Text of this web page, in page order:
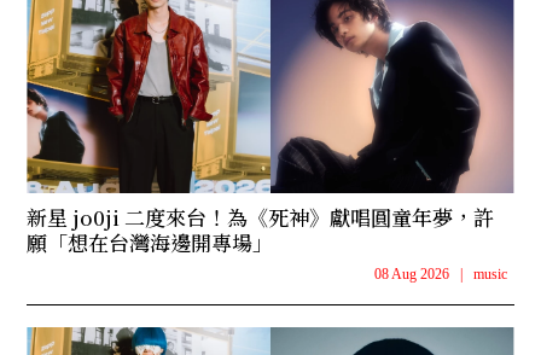
新星 jo0ji 二度來台！為《死神》獻唱圓童年夢，許
願「想在台灣海邊開專場」
08 Aug 2026 music